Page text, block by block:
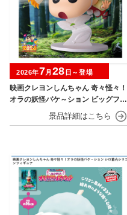
映画クレヨンしんちゃん 奇々怪々！
オラの妖怪バケ～ション ビッグフィ
ギュア～野原しんのすけ～
2026年7月 28 日～登場